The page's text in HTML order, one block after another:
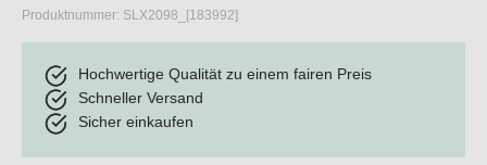
Produktnummer: SLX2098_[183992]
Hochwertige Qualität zu einem fairen Preis
Schneller Versand
Sicher einkaufen